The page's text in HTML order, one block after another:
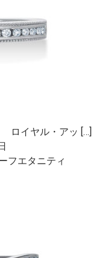
ロイヤル・アッ […]
フエタニティ